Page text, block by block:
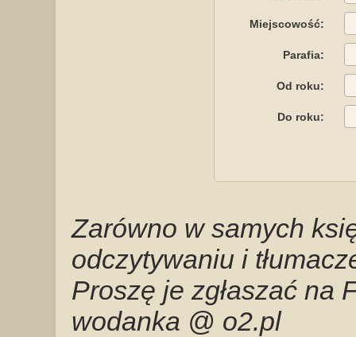
Miejscowość:
Parafia:
Od roku:
Do roku:
Zarówno w samych
odczytywaniu i
Proszę je zgłaszać na
wodanka @ o2.pl